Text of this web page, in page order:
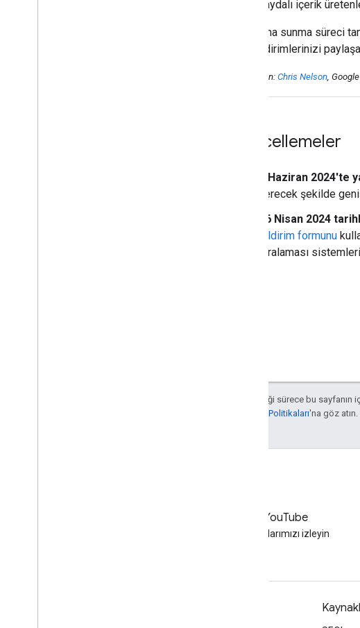
değil, faydalı içerik
Kullanıma sunma süreci
geri bildirimlerinizi
Yayınlayan: Chris Nelson ,
Güncellemeler
4 Haziran 2024'te
verecek şekilde
26 Nisan 2024
bildirim formunu
sıralaması
Aksi belirtilmediği sürece bu sayfanın
Developers Site Politikaları'na göz atın.
YouTube
Videolarımızı izleyin